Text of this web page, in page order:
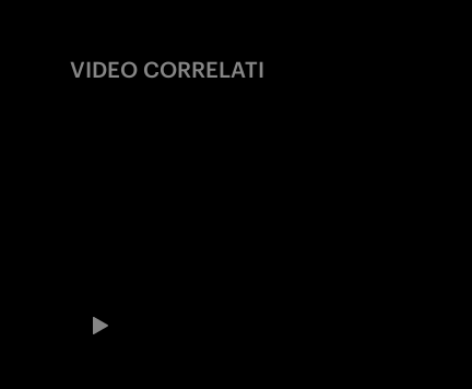
VIDEO CORRELATI